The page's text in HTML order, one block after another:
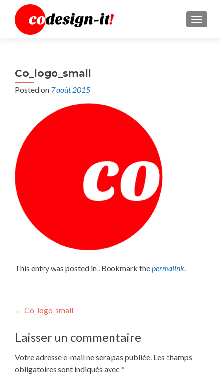
MENU
Co_logo_small
Posted on 7 août 2015
This entry was posted in . Bookmark thepermalink.
Post
navigation
← Co_logo_small
Laisser un commentaire
Votre adresse e-mail ne sera pas publiée. Les champs
obligatoires sont indiqués avec *